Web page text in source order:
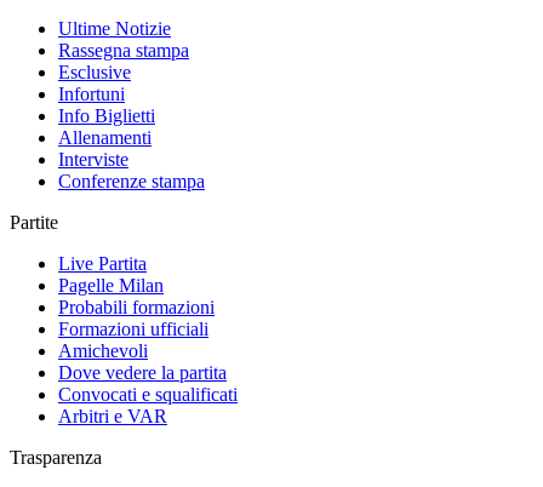
Ultime Notizie
Rassegna stampa
Esclusive
Infortuni
Info Biglietti
Allenamenti
Interviste
Conferenze stampa
Partite
Live Partita
Pagelle Milan
Probabili formazioni
Formazioni ufficiali
Amichevoli
Dove vedere la partita
Convocati e squalificati
Arbitri e VAR
Trasparenza